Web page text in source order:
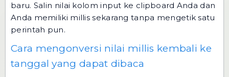
baru. Salin nilai kolom input ke clipboard Anda dan
Anda memiliki millis sekarang tanpa mengetik satu
perintah pun.
Cara mengonversi nilai millis kembali ke
tanggal yang dapat dibaca